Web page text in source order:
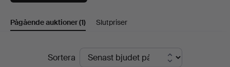
RA
Auktionsverket
Norrköping
Pågående auktioner(1) Slutpriser
PågåendeSortera